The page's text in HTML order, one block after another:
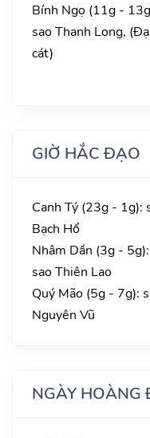
Bính Ngọ (11g -
sao Thanh Long,
cát)
GIỜ HẮC ĐẠO
Canh Tý (23g - 1g):
Bạch Hổ
Nhâm Dần (3g - 5g):
sao Thiên Lao
Quý Mão (5g - 7g):
Nguyên Vũ
NGÀY